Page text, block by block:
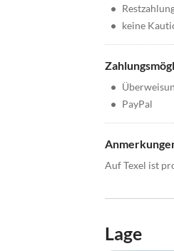
•
• keine
•
• PayPal
Auf Texel ist
Lage